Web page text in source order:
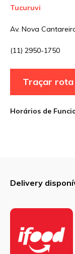
Tucuruvi
Av. Nova
(11) 2950-1750
Traçar rota
Horários de
Delivery